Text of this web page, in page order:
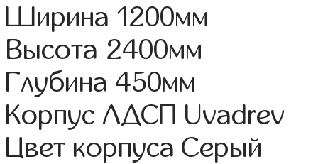
Ширина 1200мм
Высота 2400мм
Глубина 450мм
Корпус ЛДСП Uvadrev
Цвет корпуса Серый